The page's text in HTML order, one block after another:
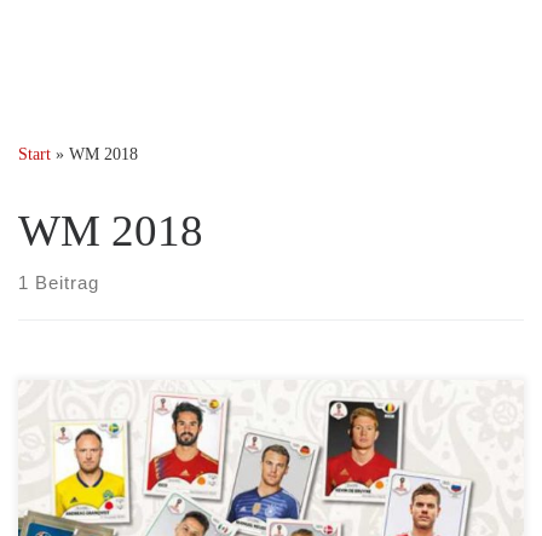
Start » WM 2018
WM 2018
1 Beitrag
Nicht mehr lang bis zum Start der Fußball WM 2018 in Russland.
Wie immer fiebern die Sammler auch dem Panini Album
entgegen. Das Sammel-Album und die Sticker sind seit dem